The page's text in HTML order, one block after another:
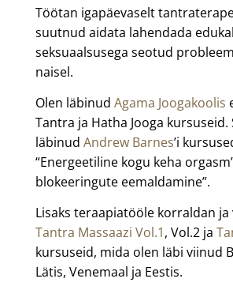
Töötan igapäevaselt
suutnud aidata lahendada
seksuaalsusega seotud
naisel.
Olen läbinud Agama Joogakoolis
Tantra ja Hatha Jooga
läbinud Andrew Barnes’i
“Energeetiline kogu keha
blokeeringute eemaldamine”.
Lisaks teraapiatööle korraldan ja
Tantra Massaazi Vol.1, Vol.2 ja
kursuseid, mida olen läbi viinud
Lätis, Venemaal ja Eestis.